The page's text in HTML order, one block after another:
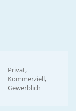
Privat,
Kommerziell,
Gewerblich